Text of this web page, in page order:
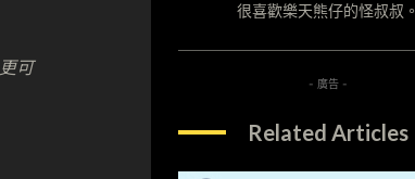
可
很喜歡樂天熊仔的怪叔叔。
- 廣告 -
Related Articles